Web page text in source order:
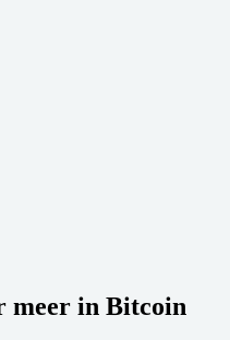
meer in Bitcoin